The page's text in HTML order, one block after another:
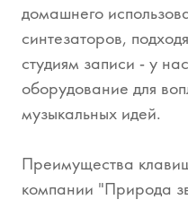
домашнего
синтезаторов,
студиям записи - у
оборудование для
музыкальных идей.
Преимущества
компании "Природа